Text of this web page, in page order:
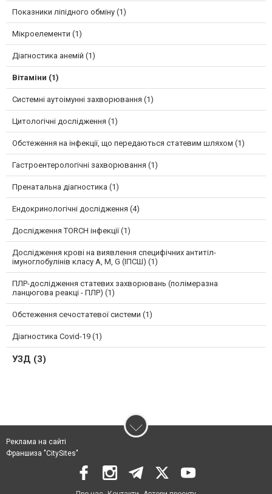
Показники ліпідного обміну (1)
Мікроелементи (1)
Діагностика анемій (1)
Вітаміни (1)
Системні аутоімунні захворювання (1)
Цитологічні дослідження (1)
Обстеження на інфекції, що передаються статевим шляхом (1)
Гастроентерологічні захворювання (1)
Пренатальна діагностика (1)
Ендокринологічні дослідження (4)
Дослідження TORCH інфекції (1)
Дослідження крові на виявлення специфічних антитіл-
імуноглобулінів класу A, M, G (ІПСШ) (1)
ПЛР-дослідження статевих захворювань (полімеразна
ланцюгова реакці - ПЛР) (1)
Обстеження сечостатевої системи (1)
Діагностика Covid-19 (1)
УЗД (3)
Реклама на сайті
Франшиза "CitySites"